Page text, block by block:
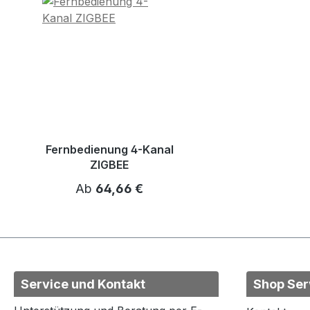
Fernbedienung 4-Kanal
ZIGBEE
Regulärer Preis:
Ab 64,66 €
Service und Kontakt Shop